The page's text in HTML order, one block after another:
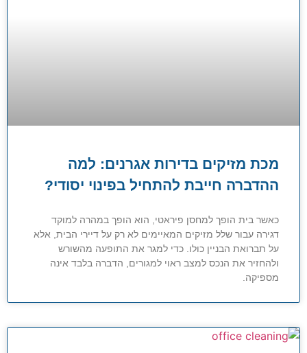
מכת מזיקים בדירות אגרנים: למה
ההדברה חייבת להתחיל בפינוי יסודי?
כאשר בית הופך למחסן פיראטי, הוא הופך במהרה למוקד
דגירה עבור שלל מזיקים המאיימים לא רק על דיירי הבית, אלא
על תברואת הבניין כולו. כדי למגר את התופעה מהשורש
ולהחזיר את הנכס למצב ראוי למגורים, הדברה בלבד אינה
מספיקה.